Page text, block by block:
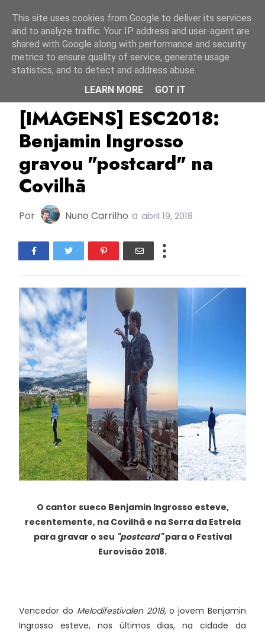
Benjamin Ingrosso ESC2018
[IMAGENS] ESC2018:
Benjamin Ingrosso
gravou "postcard" na
Covilhã
Por Nuno Carrilho a abril 19, 2018
O cantor sueco Benjamin Ingrosso esteve,
recentemente, na Covilhã e na Serra da Estrela
para gravar o seu "postcard"para o Festival
Eurovisão 2018.
Vencedor do Melodifestivalen 2018, o jovem Benjamin
Ingrosso esteve, nos últimos dias, na cidade da
This site uses cookies from Google to deliver its services
and to analyze traffic. Your IP address and user-agent are
shared with Google along with performance and security
metrics to ensure quality of service, generate usage
statistics, and to detect and address abuse.
LEARN MORE
GOT IT